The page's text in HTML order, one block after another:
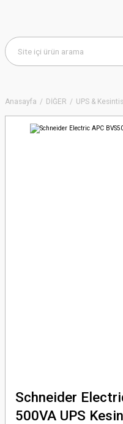
Anasayfa DİĞER UPS &
Schneider
500VA UPS